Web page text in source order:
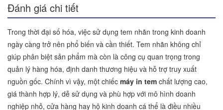
Đánh giá chi tiết
Trong thời đại số hóa, việc sử dụng tem nhãn trong kinh doanh
ngày càng trở nên phổ biến và cần thiết. Tem nhãn không chỉ
giúp phân biệt sản phẩm mà còn là công cụ quan trọng trong
quản lý hàng hóa, định danh thương hiệu và hỗ trợ truy xuất
nguồn gốc. Chính vì vậy, một chiếc máy in tem chất lượng cao,
giá thành hợp lý, dễ sử dụng và phù hợp với mô hình doanh
nghiệp nhỏ, cửa hàng hay hộ kinh doanh cá thể là điều nhiều